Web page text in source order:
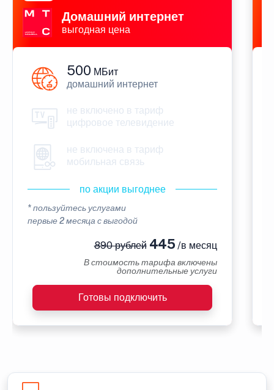
Домашний интернет
выгодная цена
500 МБит
домашний интернет
не включено в тариф
цифровое телевидение
не включена в тариф
мобильная связь
по акции выгоднее
* пользуйтесь услугами
первые 2 месяца с выгодой
890 рублей445 /в месяц
В стоимость тарифа включены
дополнительные услуги
Готовы подключить